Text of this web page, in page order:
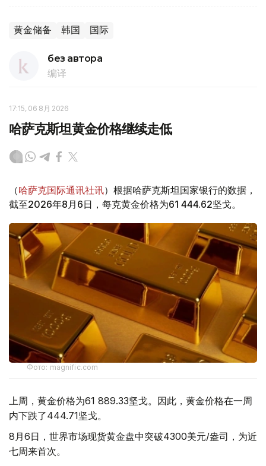
黄金储备 韩国 国际
без автора
编译
17:15, 06 8月 2026
哈萨克斯坦黄金价格继续走低
（哈萨克国际通讯社讯）根据哈萨克斯坦国家银行的数据，
截至2026年8月6日，每克黄金价格为61 444.62坚戈。
Фото: magnific.com
上周，黄金价格为61 889.33坚戈。因此，黄金价格在一周
内下跌了444.71坚戈。
8月6日，世界市场现货黄金盘中突破4300美元/盎司，为近
七周来首次。